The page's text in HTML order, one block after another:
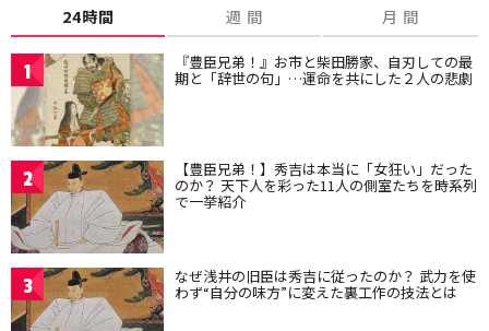
24時間 週 間 月 間
1 『豊臣兄弟！』お市と柴田勝家、自刃しての最
期と「辞世の句」…運命を共にした２人の悲劇
2 【豊臣兄弟！】秀吉は本当に「女狂い」だった
のか？ 天下人を彩った11人の側室たちを時系列
で一挙紹介
3 なぜ浅井の旧臣は秀吉に従ったのか？ 武力を使
わず“自分の味方”に変えた裏工作の技法とは